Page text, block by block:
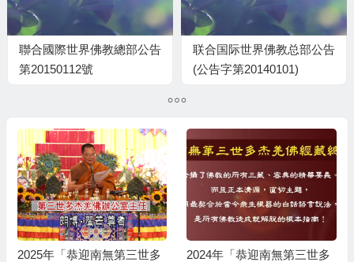
聯合國際世界佛教總部公告
第20150112號
联合国际世界佛教总部公告
(公告字第20140101)
2025年「恭迎南無第三世多
2024年「恭迎南無第三世多